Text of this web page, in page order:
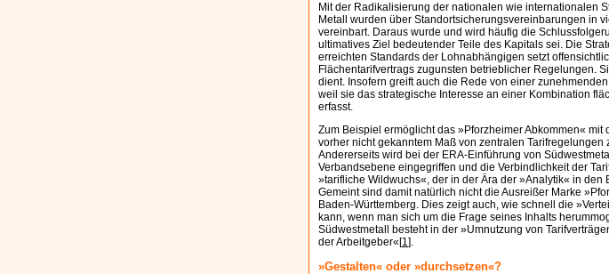
Mit der Radikalisierung der nationalen wie internationalen
Metall wurden über Standortsicherungsvereinbarungen in
vereinbart. Daraus wurde und wird häufig die
ultimatives Ziel bedeutender Teile des Kapitals sei. Die
erreichten Standards der Lohnabhängigen setzt
Flächentarifvertrags zugunsten betrieblicher Regelungen.
dient. Insofern greift auch die Rede von einer
weil sie das strategische Interesse an einer Kombination
erfasst.
Zum Beispiel ermöglicht das »Pforzheimer Abkommen«
vorher nicht gekanntem Maß von zentralen
Andererseits wird bei der ERA-Einführung von
Verbandsebene eingegriffen und die Verbindlichkeit der
»tarifliche Wildwuchs«, der in der Ära der »Analytik« in
Gemeint sind damit natürlich nicht die Ausreißer Marke
Baden-Württemberg. Dies zeigt auch, wie schnell die
kann, wenn man sich um die Frage seines Inhalts
Südwestmetall besteht in der »Umnutzung von
der Arbeitgeber«[1].
»Gestalten« oder »durchsetzen«?